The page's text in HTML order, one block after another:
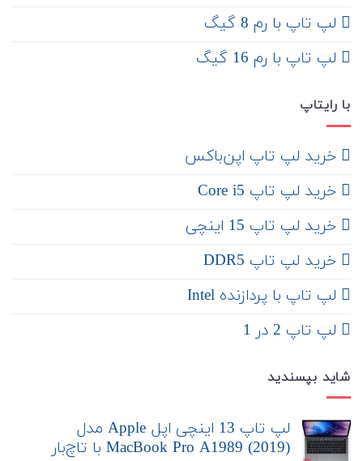
لپ تاپ با رم 8 گیگ
لپ تاپ با رم 16 گیگ
با رایتاپ
‌ خرید لپ تاپ اپن‌باکس
خرید لپ تاپ Core i5
‌‌ خرید لپ تاپ 15 اینچی
خرید لپ تاپ DDR5
لپ تاپ با پردازنده Intel
لپ تاپ 2 در 1
شاید بپسندید
لپ تاپ 13 اینچی اپل Apple مدل
MacBook Pro A1989 (2019) با تاچ‌بار